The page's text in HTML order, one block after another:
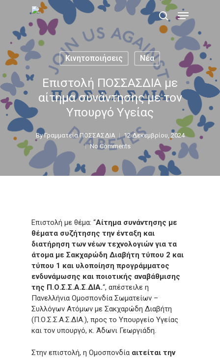
content
search
Menu
Κινητοποιήσεις Νέα
Επιστολή ΠΟΣΣΑΣΔΙΑ με
αίτημα συνάντησης με τον
Υπουργό Υγείας
By Γραμματεία ΠΟΣΣΑΣΔΙΑ
12 Δεκεμβρίου, 2024
No Comments
Επιστολή με θέμα: “Αίτημα συνάντησης με
θέματα συζήτησης την ένταξη και
διατήρηση των νέων τεχνολογιών για τα
άτομα με Σακχαρώδη Διαβήτη τύπου 2 και
τύπου 1 και υλοποίηση προγράμματος
ενδυνάμωσης και ποιοτικής αναβάθμισης
της Π.Ο.Σ.Σ.Α.Σ.ΔΙΑ.“, απέστειλε η
Πανελλήνια Ομοσπονδία Σωματείων –
Συλλόγων Ατόμων με Σακχαρώδη Διαβήτη
(Π.Ο.Σ.Σ.Α.Σ.ΔΙΑ.), προς το Υπουργείο Υγείας
και τον υπουργό, κ. Άδωνι Γεωργιάδη.
Στην επιστολή, η Ομοσπονδία αιτείται την